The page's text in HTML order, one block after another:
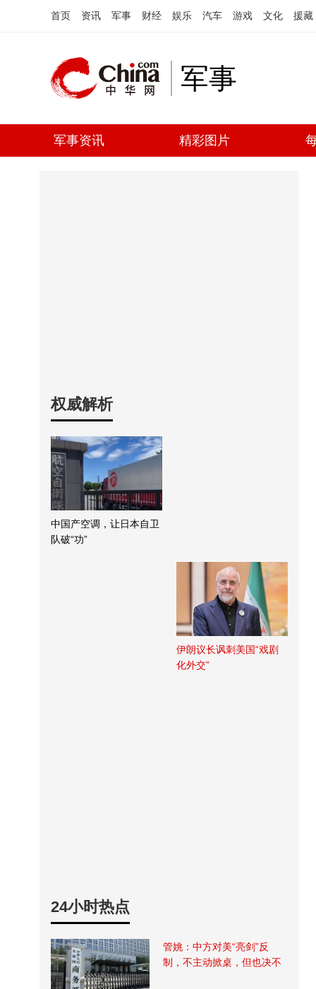
首页 资讯 军事 财经 娱乐 汽车 游戏 文化 援藏
军事
军事资讯 精彩图片
权威解析
中国产空调，让日本自卫
队破“功”
伊朗议长讽刺美国“戏剧
化外交”
24小时热点
管姚：中方对美“亮剑”反
制，不主动掀桌，但也决不